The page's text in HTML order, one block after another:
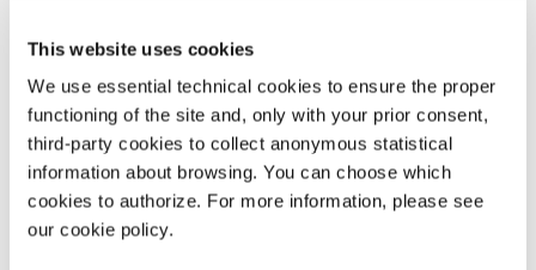
This website uses cookies
We use essential technical cookies to ensure the proper
functioning of the site and, only with your prior consent,
third-party cookies to collect anonymous statistical
information about browsing. You can choose which
cookies to authorize. For more information, please see
our cookie policy.
prima infanzia. Questi punti di forza sono trasformati in esperienza
interattiva nella mostra A World of Potential alle Procuratie in piazza
San Marco che tutte le famiglie sono invitate a visitare dopo il
laboratorio per completarne l’esperienza.
Iniziativa realizzata da The Human Safety Net
Ore 15.00
LABORATORIO DI PICCOLA SARTORIA